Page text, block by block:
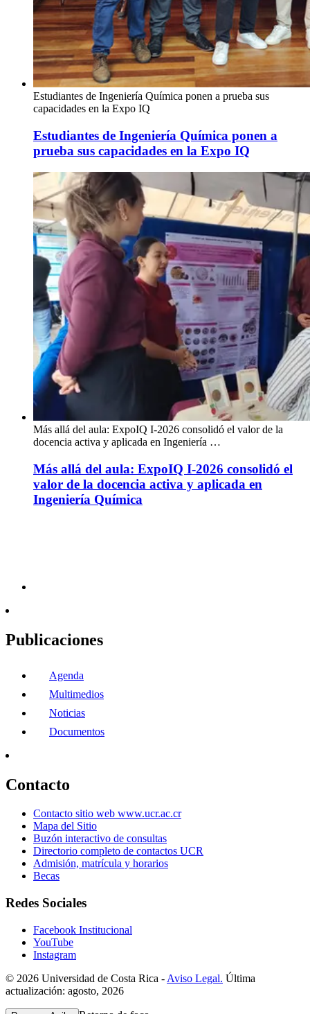
Estudiantes de Ingeniería Química ponen a prueba sus
capacidades en la Expo IQ
Estudiantes de Ingeniería Química ponen a
prueba sus capacidades en la Expo IQ
Más allá del aula: ExpoIQ I-2026 consolidó el valor de la
docencia activa y aplicada en Ingeniería …
Más allá del aula: ExpoIQ I-2026 consolidó el
valor de la docencia activa y aplicada en
Ingeniería Química
Publicaciones
Agenda
Multimedios
Noticias
Documentos
Contacto
Contacto sitio web www.ucr.ac.cr
Mapa del Sitio
Buzón interactivo de consultas
Directorio completo de contactos UCR
Admisión, matrícula y horarios
Becas
Redes Sociales
Facebook Institucional
YouTube
Instagram
© 2026 Universidad de Costa Rica - Aviso Legal. Última
actualización: agosto, 2026